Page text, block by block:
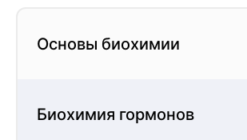
Основы биохимии
Биохимия гормонов